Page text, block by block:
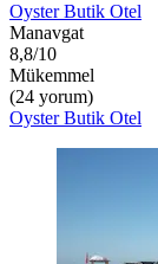
Oyster Butik Otel
Manavgat
8,8/10
Mükemmel
(24 yorum)
Oyster Butik Otel